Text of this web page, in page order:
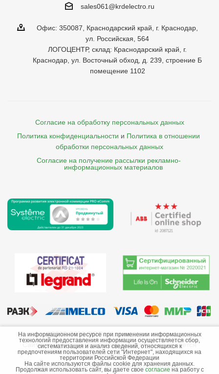
sales061@krdelectro.ru
Офис: 350087, Краснодарский край, г. Краснодар,
ул. Российская, 564
ЛОГОЦЕНТР, склад: Краснодарский край, г.
Краснодар, ул. Восточный обход, д. 239, строение Б
помещение 1102
Согласие на обработку персональных данных
Политика конфиденциальности и Политика в отношении
обработки персональных данных
Согласие на получение рассылки рекламно-
    информационных материалов
©2013-2026 ООО «Краснодарэлектро»
Сайт носит информационный характер и не является
публичной офертой.
Стоимость товаров и их наличие не гарантируются.
На информационном ресурсе при применении информационных
технологий предоставления информации осуществляется сбор,
систематизация и анализ сведений, относящихся к
предпочтениям пользователей сети "Интернет", находящихся на
территории Российской Федерации
На сайте используются файлы cookie для хранения данных.
Продолжая использовать сайт, вы даете свое согласие на работу с